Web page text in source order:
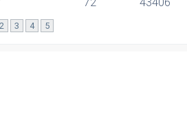
2 3 4 5